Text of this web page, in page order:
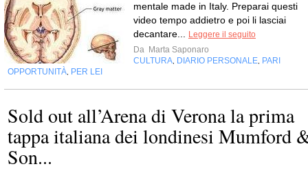
mentale made in Italy. Preparai questi
video tempo addietro e poi li lasciai
decantare...
Leggere il seguito
Da Marta Saponaro
CULTURA DIARIO PERSONALE PARI
OPPORTUNITÀ PER LEI
Sold out all’Arena di Verona la prima
tappa italiana dei londinesi Mumford
Son...